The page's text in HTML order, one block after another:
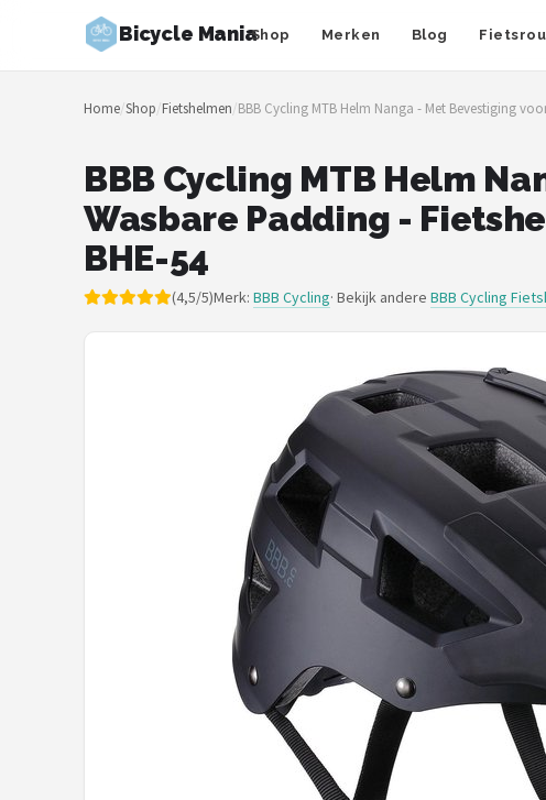
Bicycle ManiaShop Merken Blog
Zoeken
NAVIGATIE
Merken
Home/Shop/Fietshelmen/BBB Cycling MTB Helm Nanga - Met Bevestiging
BBB Cycling MTB Helm
Wasbare Padding -
BHE-54
(4,5/5)Merk: BBB Cycling· Bekijk andere BBB Cycling